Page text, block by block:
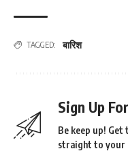
TAGGED: बारिश
Sign Up
Be keep up!
straight to your